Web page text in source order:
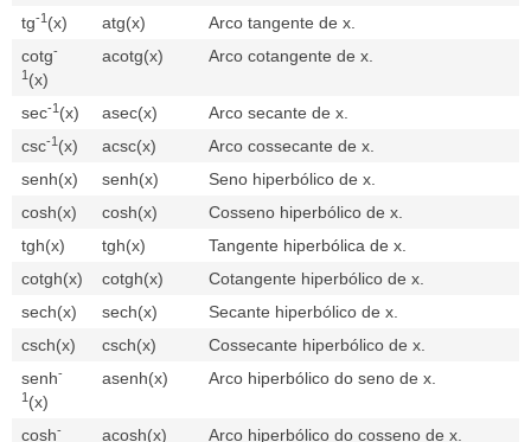
tg-1 (x) atg(x)
Arco tangente de x.
cotg-
1 (x)
acotg(x) Arco cotangente de x.
sec-1 (x) asec(x)
Arco secante de x.
csc-1 (x) acsc(x)
Arco cossecante de x.
senh(x)
senh(x)
Seno hiperbólico de x.
cosh(x)
cosh(x)
Cosseno hiperbólico de x.
tgh(x)
tgh(x)
Tangente hiperbólica de x.
cotgh(x)
cotgh(x)
Cotangente hiperbólico de x.
sech(x)
sech(x)
Secante hiperbólico de x.
csch(x)
csch(x)
Cossecante hiperbólico de x.
senh-
1 (x)
asenh(x) Arco hiperbólico do seno de x.
cosh- acosh(x) Arco hiperbólico do cosseno de x.